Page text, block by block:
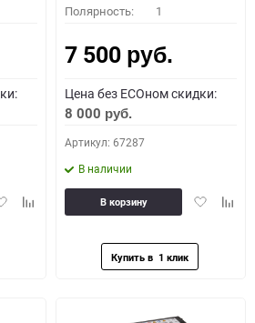
Добавить
Полярность: 1
7 500 руб.
Цена без ECOном скидки:
8 000 руб.
Артикул: 67287
В наличии
Добавить
В корзину